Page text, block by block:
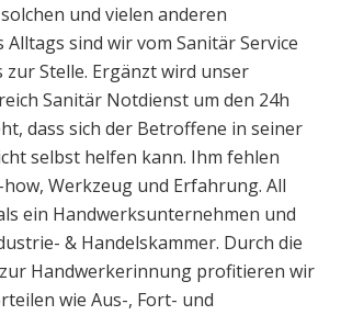
und vielen anderen
Alltags sind wir vom Sanitär Service
Stelle. Ergänzt wird unser
Sanitär Notdienst um den 24h
dass sich der Betroffene in seiner
selbst helfen kann. Ihm fehlen
Werkzeug und Erfahrung. All
ein Handwerksunternehmen und
& Handelskammer. Durch die
Handwerkerinnung profitieren wir
wie Aus-, Fort- und